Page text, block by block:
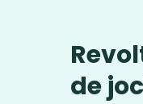
de